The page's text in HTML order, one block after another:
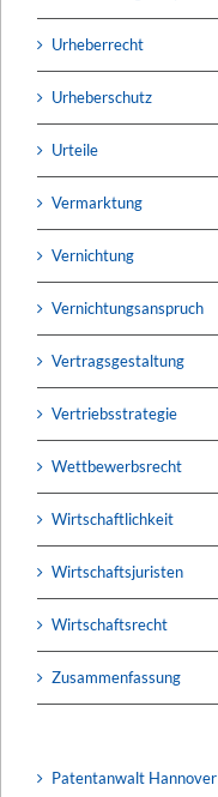
Urheberrecht
Urheberschutz
Urteile
Vermarktung
Vernichtung
Vernichtungsanspruch
Vertragsgestaltung
Vertriebsstrategie
Wettbewerbsrecht
Wirtschaftlichkeit
Wirtschaftsjuristen
Wirtschaftsrecht
Zusammenfassung
Patentanwalt Hannover